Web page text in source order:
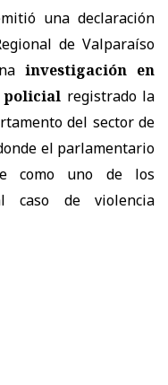
una declaración
de Valparaíso
investigación en
policial registrado la
del sector de
el parlamentario
como uno de los
caso de violencia